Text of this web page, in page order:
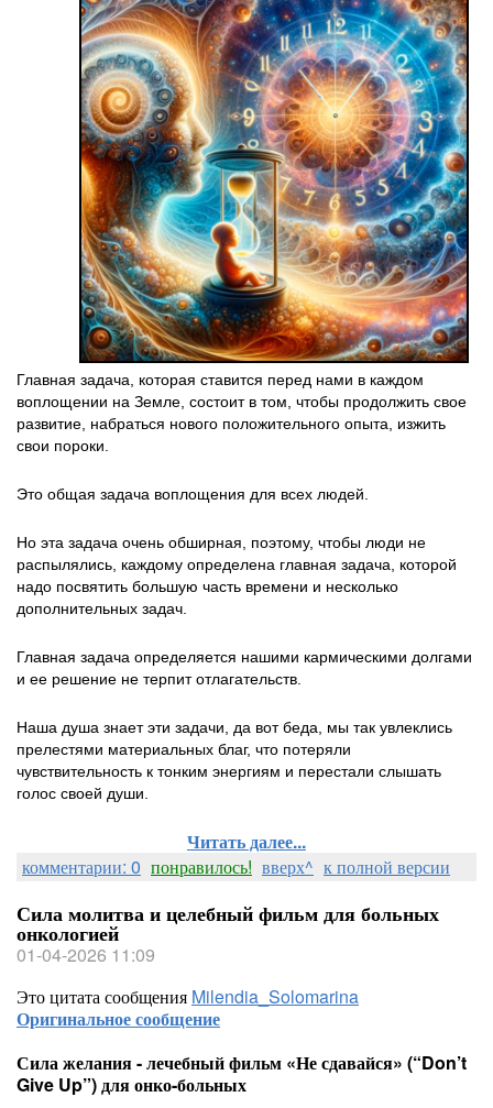
Главная задача, которая ставится перед нами в каждом
воплощении на Земле, состоит в том, чтобы продолжить свое
развитие, набраться нового положительного опыта, изжить
свои пороки.
Это общая задача воплощения для всех людей.
Но эта задача очень обширная, поэтому, чтобы люди не
распылялись, каждому определена главная задача, которой
надо посвятить большую часть времени и несколько
дополнительных задач.
Главная задача определяется нашими кармическими долгами
и ее решение не терпит отлагательств.
Наша душа знает эти задачи, да вот беда, мы так увлеклись
прелестями материальных благ, что потеряли
чувствительность к тонким энергиям и перестали слышать
голос своей души.
Читать далее...
комментарии: 0 понравилось! вверх^ к полной версии
Сила молитва и целебный фильм для больных
онкологией
01-04-2026 11:09
Это цитата сообщения Milendia_Solomarina
Оригинальное сообщение
Сила желания - лечебный фильм «Не сдавайся» (“Don’t
Give Up”) для онко-больных